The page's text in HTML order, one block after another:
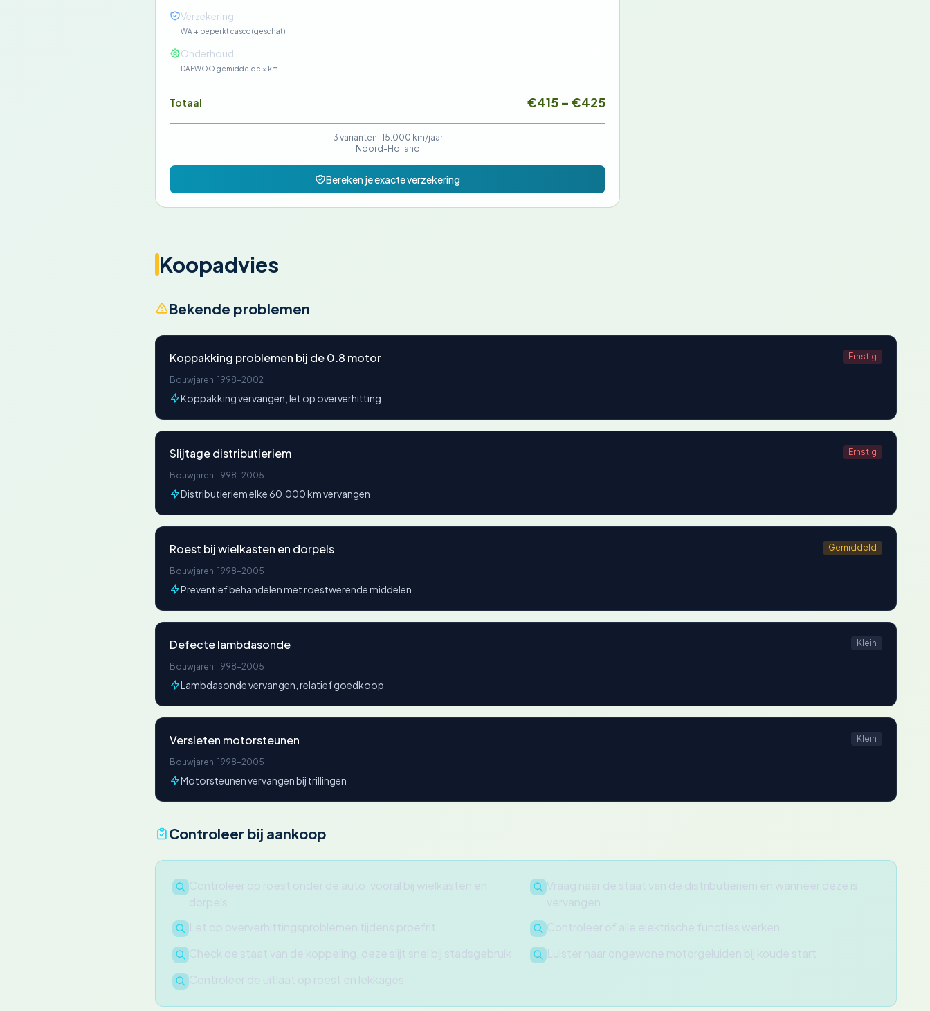
Verzekering
WA + beperkt casco (geschat)
Onderhoud
DAEWOO gemiddelde × km
Totaal €415 – €425
3 varianten · 15.000 km/jaar
Noord-Holland
Bereken je exacte verzekering
Koopadvies
Bekende problemen
Koppakking problemen bij de 0.8 motor Ernstig
Bouwjaren: 1998-2002
Koppakking vervangen, let op oververhitting
Slijtage distributieriem Ernstig
Bouwjaren: 1998-2005
Distributieriem elke 60.000 km vervangen
Roest bij wielkasten en dorpels Gemiddeld
Bouwjaren: 1998-2005
Preventief behandelen met roestwerende middelen
Defecte lambdasonde Klein
Bouwjaren: 1998-2005
Lambdasonde vervangen, relatief goedkoop
Versleten motorsteunen Klein
Bouwjaren: 1998-2005
Motorsteunen vervangen bij trillingen
Controleer bij aankoop
Controleer op roest onder de auto, vooral bij wielkasten en
dorpels
Vraag naar de staat van de distributieriem en wanneer deze is
vervangen
Let op oververhittingsproblemen tijdens proefrit
Controleer of alle elektrische functies werken
Check de staat van de koppeling, deze slijt snel bij stadsgebruik
Luister naar ongewone motorgeluiden bij koude start
Controleer de uitlaat op roest en lekkages